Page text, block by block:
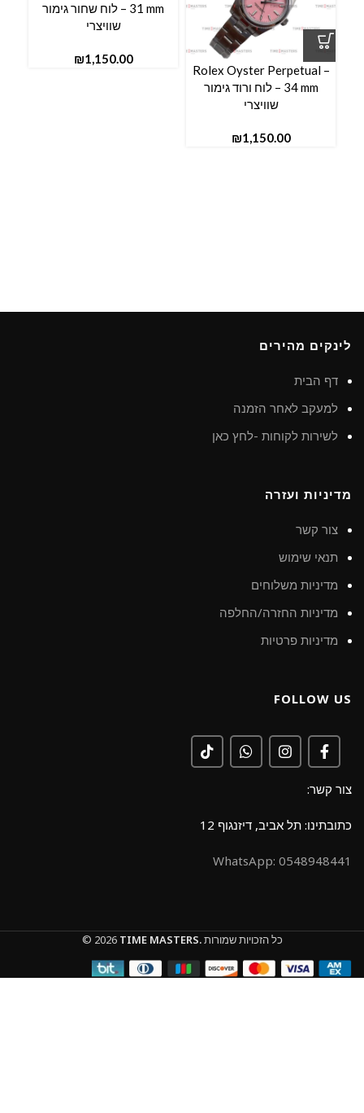
Rolex Oyster Perpetual –
34 mm – לוח ורוד גימור
שוויצרי
₪
31 mm – לוח שחור גימור
שוויצרי
₪
לינקים מהירים
דף הבית
למעקב לאחר הזמנה
לשירות לקוחות -לחץ כאן
מדיניות ועזרה
צור קשר
תנאי שימוש
מדיניות משלוחים
מדיניות החזרה/החלפה
מדיניות פרטיות
FOLLOW US
צור קשר:
כתובתינו: תל אביב, דיזנגוף 12
0548948441 :WhatsApp
© 2026 TIME MASTERS.כל הזכויות שמורות